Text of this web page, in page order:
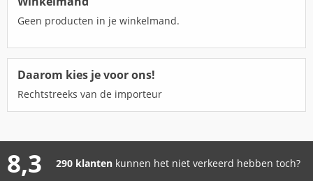
Geen producten in je winkelmand.
Daarom kies je voor ons!
Rechtstreeks van de importeur
8,3 290 klanten kunnen het niet verkeerd hebben toch?